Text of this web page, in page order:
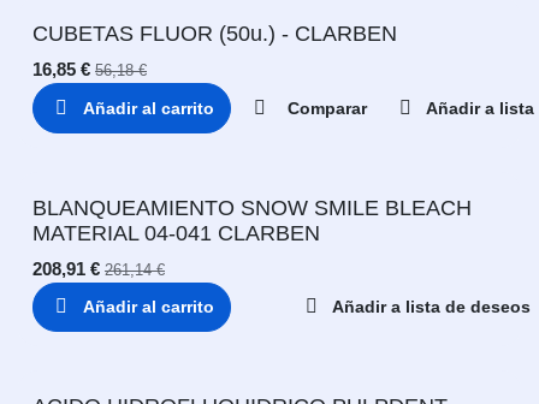
CUBETAS FLUOR (50u.) - CLARBEN
16,85 € 56,18€
Añadir al carrito Comparar Añadir a lista
BLANQUEAMIENTO SNOW SMILE BLEACH
MATERIAL 04-041 CLARBEN
208,91 € 261,14€
Añadir al carrito Añadir a lista de deseos